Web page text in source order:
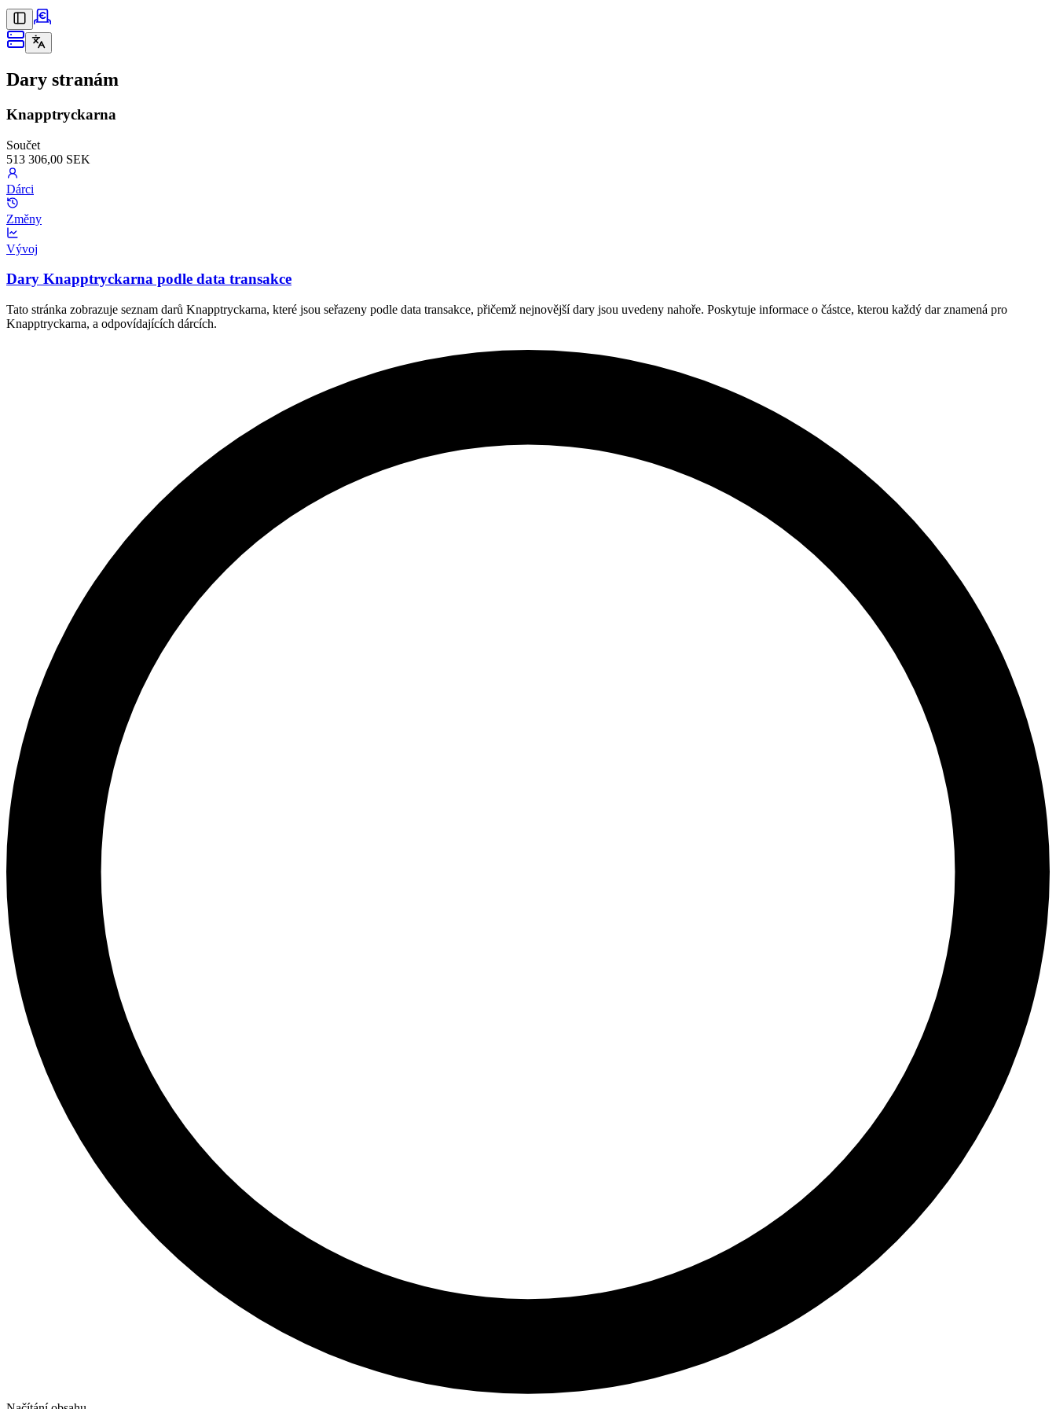
Dary stranám
Knapptryckarna
Součet
513 306,00 SEK
Dárci
Změny
Vývoj
Dary Knapptryckarna podle data transakce
Tato stránka zobrazuje seznam darů Knapptryckarna, které jsou seřazeny podle data transakce, přičemž nejnovější dary jsou uvedeny nahoře. Poskytuje informace o částce, kterou každý dar znamená pro
Knapptryckarna, a odpovídajících dárcích.